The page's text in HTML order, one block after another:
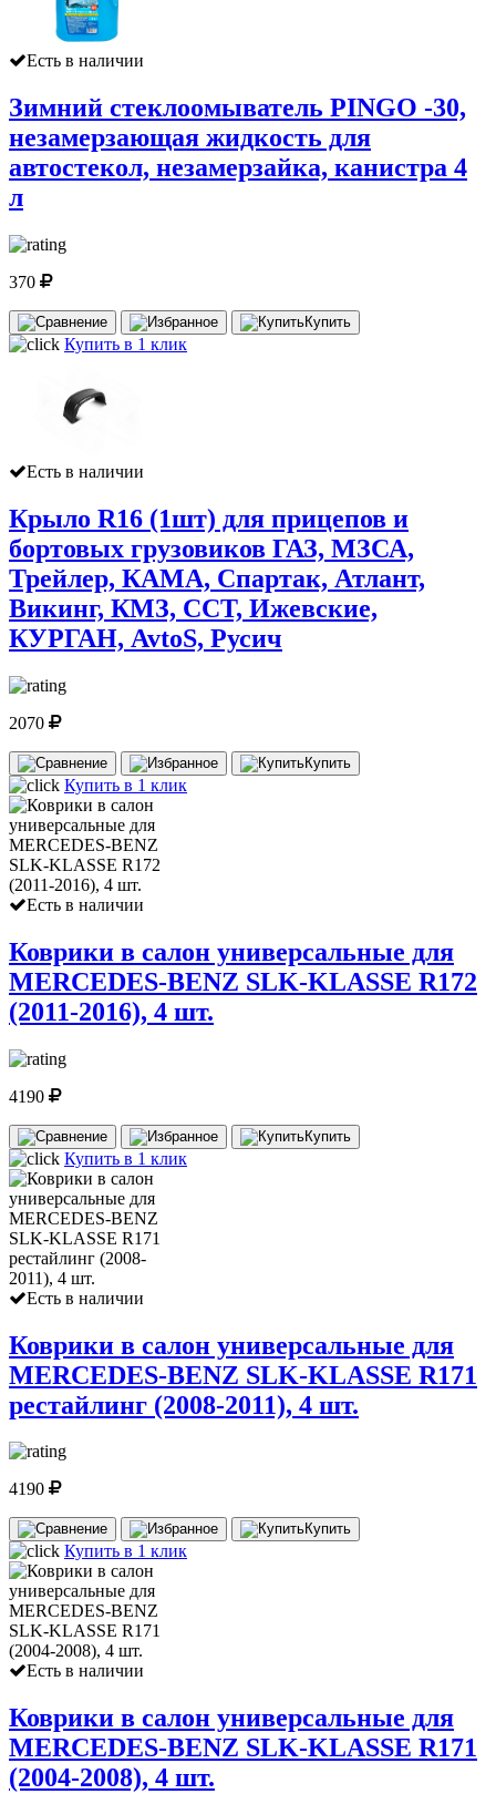
Есть в наличии
Зимний стеклоомыватель PINGO -30,
незамерзающая жидкость для
автостекол, незамерзайка, канистра 4
л
370
Купить
Купить в 1 клик
Есть в наличии
Крыло R16 (1шт) для прицепов и
бортовых грузовиков ГАЗ, МЗСА,
Трейлер, КАМА, Спартак, Атлант,
Викинг, КМЗ, ССТ, Ижевские,
КУРГАН, AvtoS, Русич
2070
Купить
Купить в 1 клик
Есть в наличии
Коврики в салон универсальные для
MERCEDES-BENZ SLK-KLASSE R172
(2011-2016), 4 шт.
4190
Купить
Купить в 1 клик
Есть в наличии
Коврики в салон универсальные для
MERCEDES-BENZ SLK-KLASSE R171
рестайлинг (2008-2011), 4 шт.
4190
Купить
Купить в 1 клик
Есть в наличии
Коврики в салон универсальные для
MERCEDES-BENZ SLK-KLASSE R171
(2004-2008), 4 шт.